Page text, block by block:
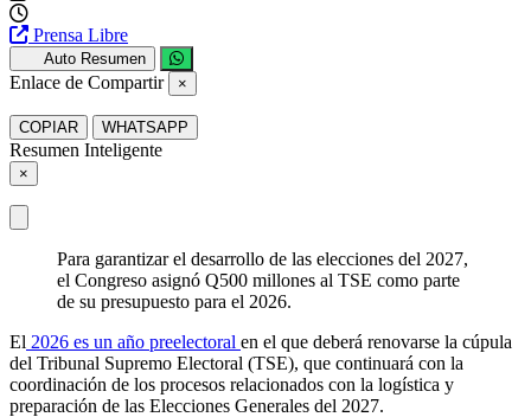
Prensa Libre
Auto Resumen
Enlace de Compartir ×
COPIAR WHATSAPP
Resumen Inteligente
×
Para garantizar el desarrollo de las elecciones del 2027,
el Congreso asignó Q500 millones al TSE como parte
de su presupuesto para el 2026.
El 2026 es un año preelectoral en el que deberá renovarse la cúpula
del Tribunal Supremo Electoral (TSE), que continuará con la
coordinación de los procesos relacionados con la logística y
preparación de las Elecciones Generales del 2027.